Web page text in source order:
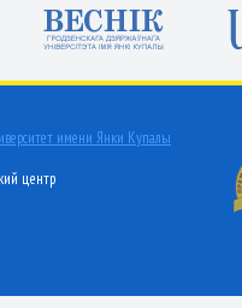
имени Янки Купалы
центр